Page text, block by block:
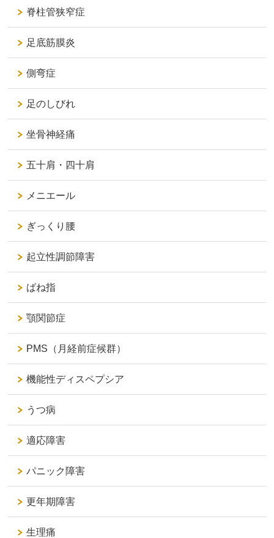
脊柱管狭窄症
足底筋膜炎
側弯症
足のしびれ
坐骨神経痛
五十肩・四十肩
メニエール
ぎっくり腰
起立性調節障害
ばね指
顎関節症
PMS（月経前症候群）
機能性ディスペプシア
うつ病
適応障害
パニック障害
更年期障害
生理痛